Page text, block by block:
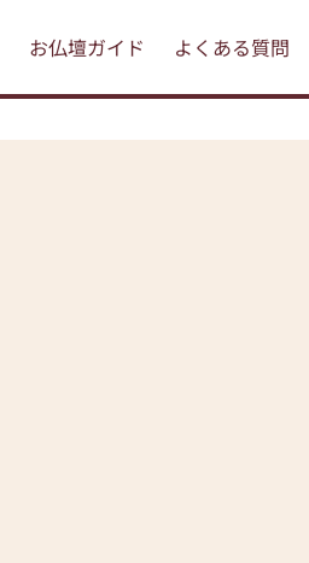
お仏壇ガイド よくある質問